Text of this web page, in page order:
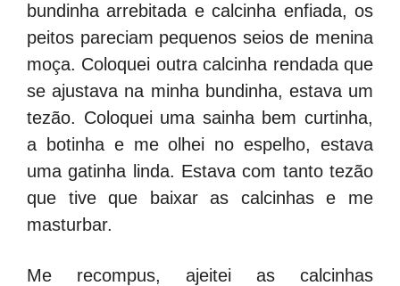
bundinha arrebitada e calcinha enfiada, os
peitos pareciam pequenos seios de menina
moça. Coloquei outra calcinha rendada que
se ajustava na minha bundinha, estava um
tezão. Coloquei uma sainha bem curtinha,
a botinha e me olhei no espelho, estava
uma gatinha linda. Estava com tanto tezão
que tive que baixar as calcinhas e me
masturbar.
Me recompus, ajeitei as calcinhas